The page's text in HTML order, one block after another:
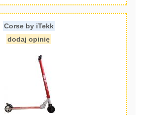
Corse by iTekk
dodaj opinię